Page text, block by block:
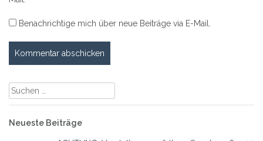
Benachrichtige mich über neue Beiträge via E-Mail.
Suche
nach:
Neueste Beiträge